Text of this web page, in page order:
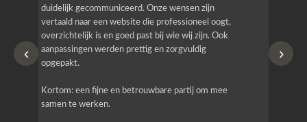
‹
duidelijk gecommuniceerd. Onze wensen zijn
vertaald naar een website die professioneel oogt,
overzichtelijk is en goed past bij wie wij zijn. Ook
aanpassingen werden prettig en zorgvuldig
opgepakt.
Kortom: een fijne en betrouwbare partij om mee
samen te werken.
›